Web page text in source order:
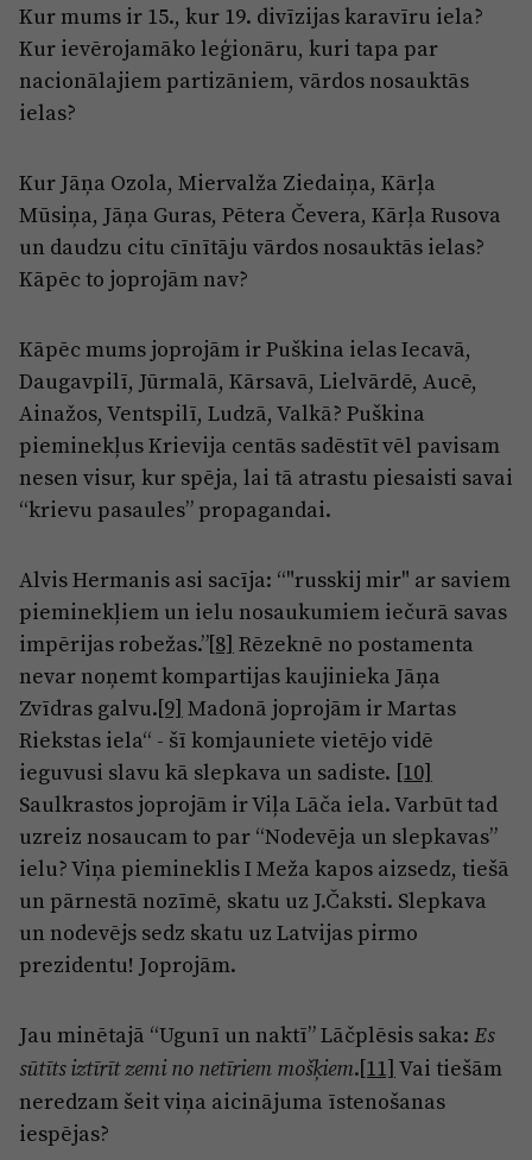
Kur mums ir 15., kur 19. divīzijas karavīru iela?
Kur ievērojamāko leģionāru, kuri tapa par
nacionālajiem partizāniem, vārdos nosauktās
ielas?
Kur Jāņa Ozola, Miervalža Ziedaiņa, Kārļa
Mūsiņa, Jāņa Guras, Pētera Čevera, Kārļa Rusova
un daudzu citu cīnītāju vārdos nosauktās ielas?
Kāpēc to joprojām nav?
Kāpēc mums joprojām ir Puškina ielas Iecavā,
Daugavpilī, Jūrmalā, Kārsavā, Lielvārdē, Aucē,
Ainažos, Ventspilī, Ludzā, Valkā? Puškina
pieminekļus Krievija centās sadēstīt vēl pavisam
nesen visur, kur spēja, lai tā atrastu piesaisti savai
“krievu pasaules” propagandai.
Alvis Hermanis asi sacīja: “"russkij mir" ar saviem
pieminekļiem un ielu nosaukumiem iečurā savas
impērijas robežas.”[8] Rēzeknē no postamenta
nevar noņemt kompartijas kaujinieka Jāņa
Zvīdras galvu.[9] Madonā joprojām ir Martas
Riekstas iela“ - šī komjauniete vietējo vidē
ieguvusi slavu kā slepkava un sadiste. [10]
Saulkrastos joprojām ir Viļa Lāča iela. Varbūt tad
uzreiz nosaucam to par “Nodevēja un slepkavas”
ielu? Viņa piemineklis I Meža kapos aizsedz, tiešā
un pārnestā nozīmē, skatu uz J.Čaksti. Slepkava
un nodevējs sedz skatu uz Latvijas pirmo
prezidentu! Joprojām.
Jau minētajā “Ugunī un naktī” Lāčplēsis saka: Es
sūtīts iztīrīt zemi no netīriem mošķiem.[11] Vai tiešām
neredzam šeit viņa aicinājuma īstenošanas
iespējas?